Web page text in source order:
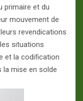
primaire et du
mouvement de
revendications
situations
et la codification
mise en solde